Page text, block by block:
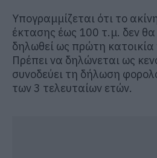
Υπογραμμίζεται ότι το
έκτασης έως 100 τ.μ. δεν θα
δηλωθεί ως πρώτη
Πρέπει να δηλώνεται ως
συνοδεύει τη δήλωση
των 3 τελευταίων ετών.